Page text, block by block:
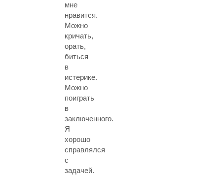
мне
нравится.
Можно
кричать,
орать,
биться
в
истерике.
Можно
поиграть
в
заключенного.
Я
хорошо
справлялся
с
задачей.